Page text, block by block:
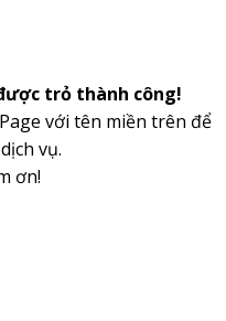
trỏ thành công!
với tên miền trên để
vụ.
ơn!